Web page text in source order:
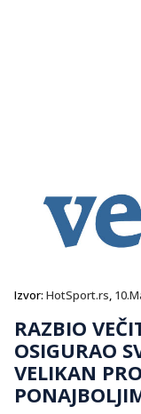
Izvor: HotSport.rs,
RAZBIO
OSIGURAO
VELIKAN